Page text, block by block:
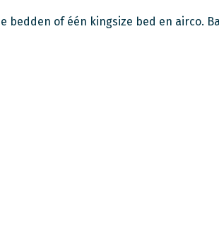
bedden of één kingsize bed en airco.